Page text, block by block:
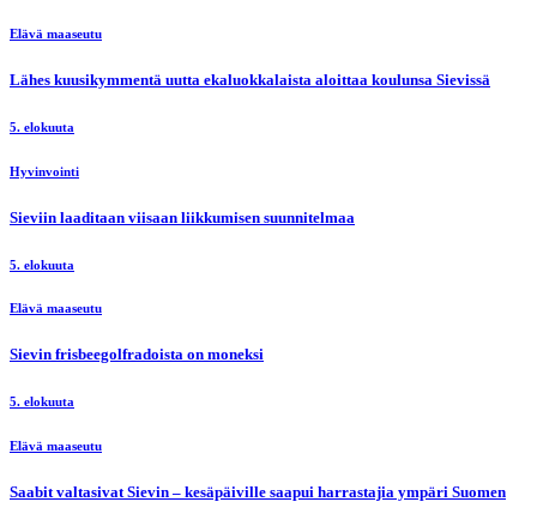
Elävä maaseutu
Lähes kuusikymmentä uutta ekaluokkalaista aloittaa koulunsa Sievissä
5. elokuuta
Hyvinvointi
Sieviin laaditaan viisaan liikkumisen suunnitelmaa
5. elokuuta
Elävä maaseutu
Sievin frisbeegolfradoista on moneksi
5. elokuuta
Elävä maaseutu
Saabit valtasivat Sievin – kesäpäiville saapui harrastajia ympäri Suomen